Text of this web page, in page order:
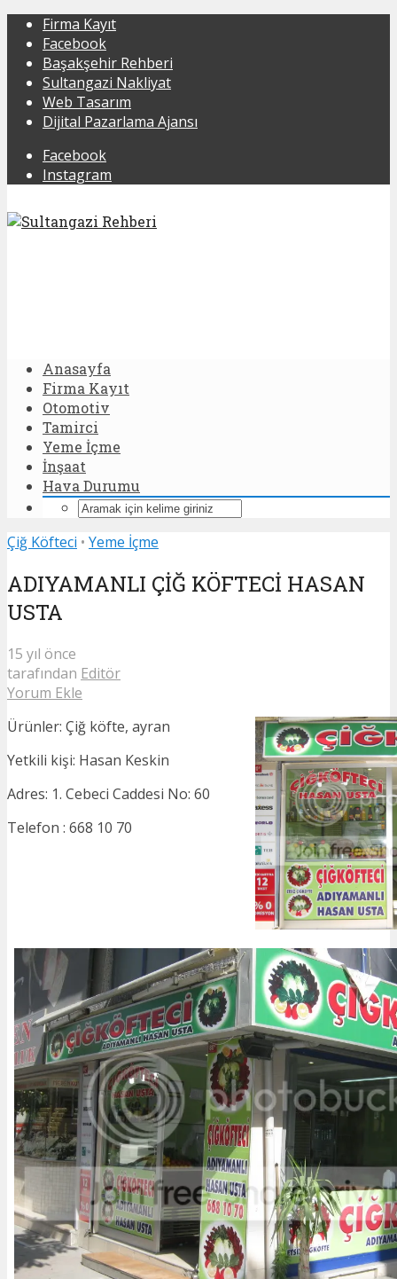
Firma Kayıt
Facebook
Başakşehir Rehberi
Sultangazi Nakliyat
Web Tasarım
Dijital Pazarlama Ajansı
Facebook
Instagram
Anasayfa
Firma Kayıt
Otomotiv
Tamirci
Yeme İçme
İnşaat
Hava Durumu
Çiğ Köfteci • Yeme İçme
ADIYAMANLI ÇİĞ KÖFTECİ HASAN
USTA
15 yıl önce
tarafından Editör
Yorum Ekle
Ürünler: Çiğ köfte, ayran
Yetkili kişi: Hasan Keskin
Adres: 1. Cebeci Caddesi No: 60
Telefon : 668 10 70